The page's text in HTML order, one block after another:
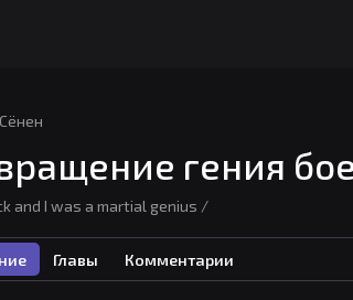
Сёнен
гения
and I was a martial genius /
Главы Комментарии